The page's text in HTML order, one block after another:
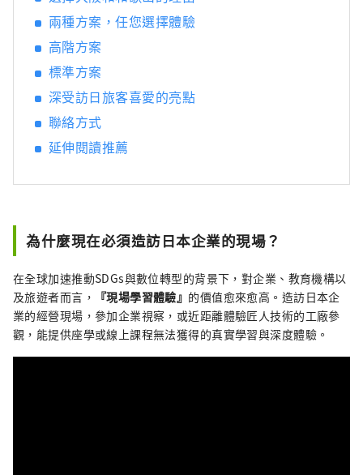
兩種方案，任您選擇體驗
高階方案
標準方案
深受訪日旅客喜愛的亮點
聯絡方式
延伸閱讀推薦
為什麼現在必須造訪日本企業的現場？
在全球加速推動SDGs與數位轉型的背景下，對企業、教育機構以
及旅遊者而言，
『現場學習體驗』 的價值愈來愈高。造訪日本企
業的經營現場，參加企業視察，或近距離體驗匠人技術的工廠參
觀，能提供座學或線上課程無法獲得的真實學習與深度體驗。